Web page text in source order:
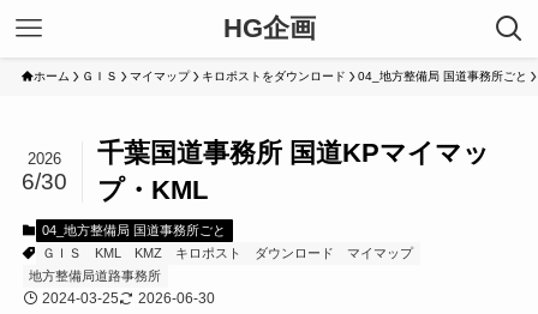
HG企画
ホーム ＧＩＳ マイマップ キロポストをダウンロード 04_地方整備局 国道事務所ごと
千葉国道事務所 国道KPマイマッ
プ・KML
2026
6/30
04_地方整備局 国道事務所ごと
ＧＩＳ
KML KMZ キロポスト ダウンロード
マイマップ
地方整備局道路事務所
2024-03-25 2026-06-30